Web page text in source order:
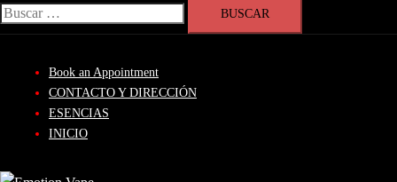
Buscar:
Book an Appointment
CONTACTO Y DIRECCIÓN
ESENCIAS
INICIO